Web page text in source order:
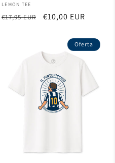
Proveedor:
LEMON TEE
Precio
€17,95 EUR
Precio
€10,00 EUR
Oferta